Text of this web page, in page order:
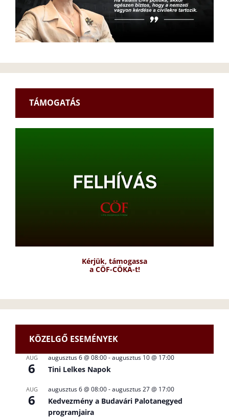
TÁMOGATÁS
Kérjük, támogassa
a CÖF-CÖKA-t!
KÖZELGŐ ESEMÉNYEK
AUG
6
augusztus 6 @ 08:00-augusztus 10 @ 17:00
Tini Lelkes Napok
AUG
6
augusztus 6 @ 08:00-augusztus 27 @ 17:00
Kedvezmény a Budavári Palotanegyed
programjaira